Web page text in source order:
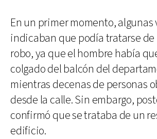
En un primer momento, algunas
indicaban que podía tratarse
robo, ya que el hombre había
colgado del balcón del
mientras decenas de personas
desde la calle. Sin embargo,
confirmó que se trataba de un
edificio.